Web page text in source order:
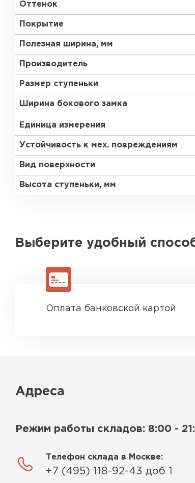
Оттенок
Покрытие
Полезная ширина, мм
Производитель
Размер ступеньки
Ширина бокового замка
Единица измерения
Устойчивость к мех. повреждениям
Вид поверхности
Высота ступеньки, мм
Выберите удобный
Оплата банковской картой
Адреса
Режим работы складов: 8:00 -
Телефон склада в Москве:
+7 (495) 118-92-43 доб 1